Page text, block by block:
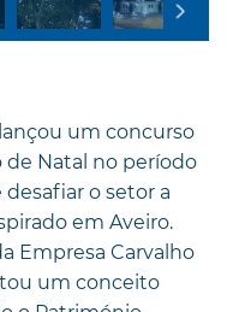
um concurso
de Natal no período
o setor a
em Aveiro.
Empresa Carvalho
um conceito